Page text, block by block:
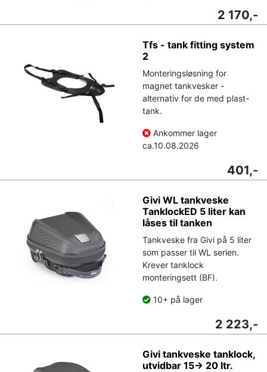
2 170,-
Tfs - tank fitting system
2
Monteringsløsning for
magnet tankvesker -
alternativ for de med plast-
tank.
Ankommer lager
ca.10.08.2026
401,-
Givi WL tankveske
TanklockED 5 liter kan
låses til tanken
Tankveske fra Givi på 5 liter
som passer til WL serien.
Krever tanklock
monteringsett (BF).
10+ på lager
2 223,-
Givi tankveske tanklock,
utvidbar 15-> 20 ltr.